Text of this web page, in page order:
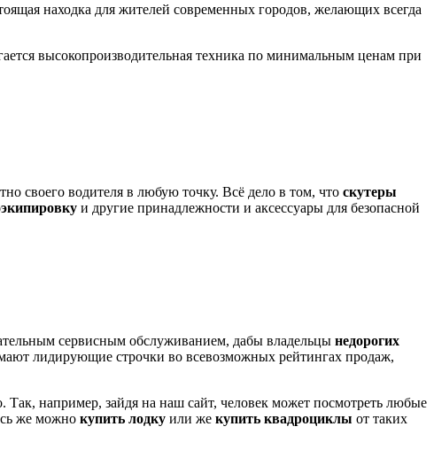
находка для жителей современных городов, желающих всегда
высокопроизводительная техника по минимальным ценам при
своего водителя в любую точку. Всё дело в том, что скутеры
и другие принадлежности и аксессуары для безопасной
сервисным обслуживанием, дабы владельцы недорогих
лидирующие строчки во всевозможных рейтингах продаж,
Так, например, зайдя на наш сайт, человек может посмотреть любые
же можно купить лодку или же купить квадроциклы от таких